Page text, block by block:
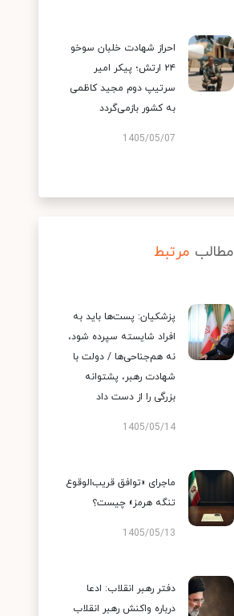
احراز شهادت خلبان سوخو
۲۴ ارتش؛ پیکر امیر
سرتیپ دوم مجید کاظمی
به کشور بازمی‌گردد
1405/05/07
مطالب مرتبط
پزشکیان: پست‌ها باید به
افراد شایسته سپرده شود،
نه هم‌جناحی‌ها / دولت با
شهادت رهبر، پشتوانه
بزرگی را از دست داد
1405/05/14
ماجرای «توافق قریب‌الوقوع
تنگه هرمز» چیست؟
1405/05/13
دفتر رهبر انقلاب: ادعا
درباره واکنش رهبر انقلاب